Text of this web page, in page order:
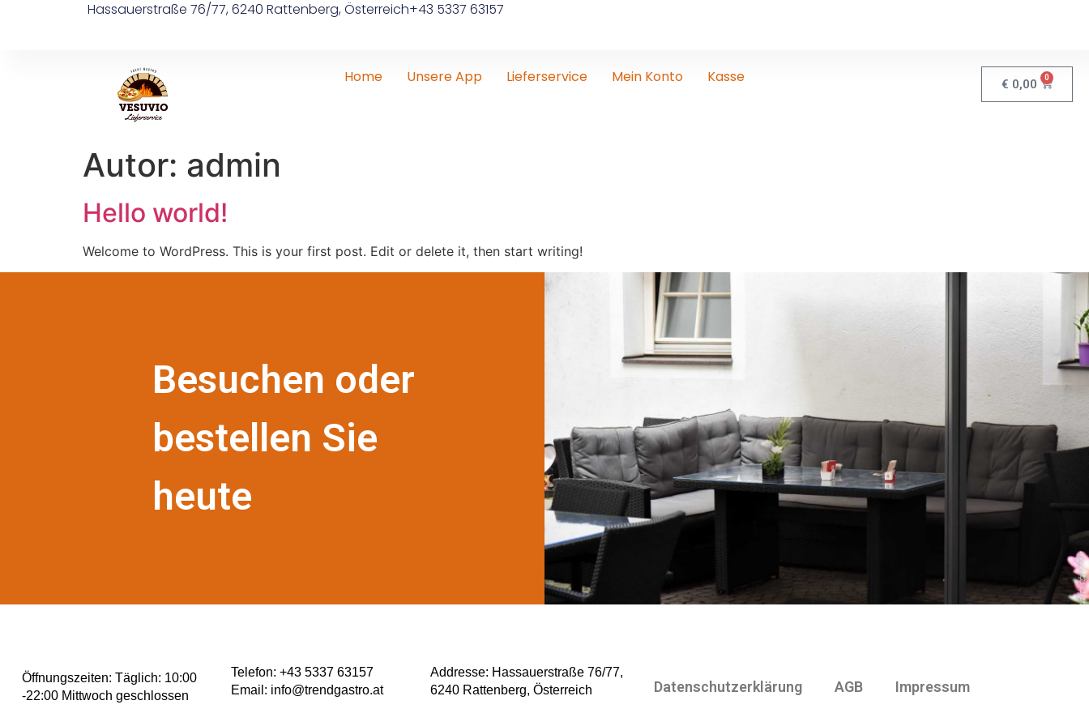
Hassauerstraße 76/77, 6240 Rattenberg, Österreich+43 5337 63157
Home Unsere App Lieferservice Mein Konto Kasse € 0,00 0
Autor: admin
Hello world!
Welcome to WordPress. This is your first post. Edit or delete it, then start writing!
Besuchen oder
bestellen Sie
heute
Öffnungszeiten: Täglich: 10:00
-22:00 Mittwoch geschlossen
Telefon: +43 5337 63157
Email: info@trendgastro.at
Addresse: Hassauerstraße 76/77,
6240 Rattenberg, Österreich
Datenschutzerklärung AGB Impressum